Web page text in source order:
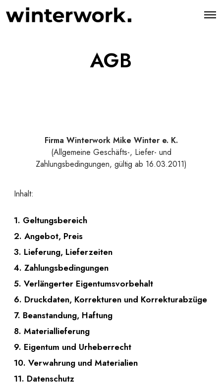
AGB
Firma Winterwork Mike Winter e. K.
(Allgemeine Geschäfts-, Liefer- und
Zahlungsbedingungen, gültig ab 16.03.2011)
Inhalt:
1. Geltungsbereich
2. Angebot, Preis
3. Lieferung, Lieferzeiten
4. Zahlungsbedingungen
5. Verlängerter Eigentumsvorbehalt
6. Druckdaten, Korrekturen und Korrekturabzüge
7. Beanstandung, Haftung
8. Materiallieferung
9. Eigentum und Urheberrecht
10. Verwahrung und Materialien
11. Datenschutz